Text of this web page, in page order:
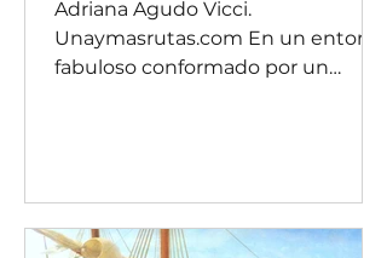
Adriana Agudo Vicci.
Unaymasrutas.com En un entorno
fabuloso conformado por un
encuentra el Parque del